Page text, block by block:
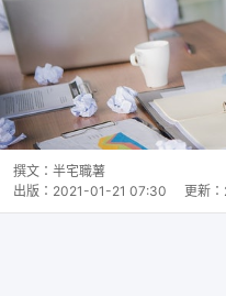
撰文： 半宅職薯
出版： 2021-01-21 07:30 更新：